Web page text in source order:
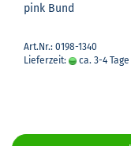
pink Bund
Art.Nr.: 0198-1340
Lieferzeit:
ca. 3-4 Tage